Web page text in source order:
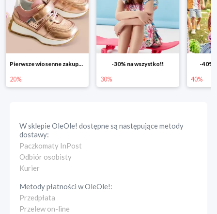
-30% na wszystko!!
30%
-40% na drugą sztukę
40% 25%
W sklepieOleOle! dostępne są następujące metody
dostawy:
Paczkomaty InPost
Odbiór osobisty
Kurier
Metody płatności wOleOle!:
Przedpłata
Przelew on-line